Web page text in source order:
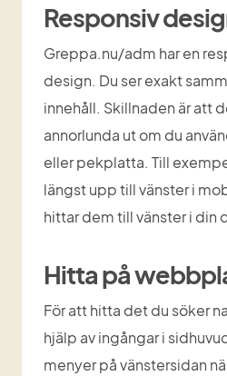
Responsiv
Greppa.nu/adm har en
design. Du ser exakt
innehåll. Skillnaden är att
annorlunda ut om du
eller pekplatta. Till
längst upp till vänster i
hittar dem till vänster i din
Hitta på
För att hitta det du söker
hjälp av ingångar i
menyer på vänstersidan